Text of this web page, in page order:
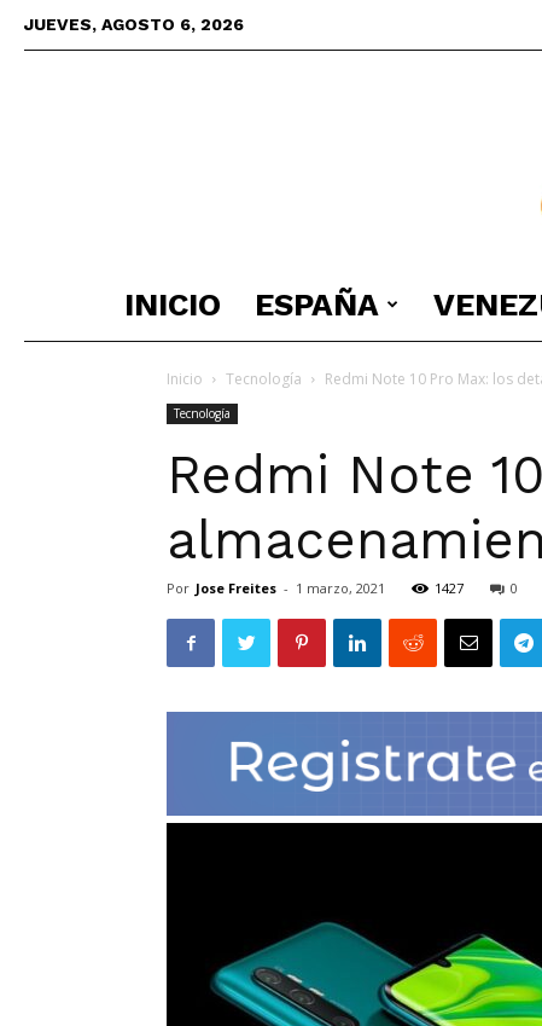
JUEVES, AGOSTO 6, 2026
INICIO ESPAÑA
Inicio Tecnología Redmi Note 10 Pro Max: los
Tecnología
Redmi Note
Por Jose Freites - 1 marzo, 2021 1427 0